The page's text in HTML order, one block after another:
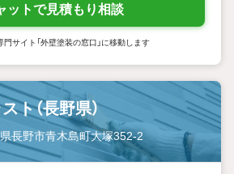
ットで見積もり相談
サイト「外壁塗装の窓口」に移動します
ト（長野県）
長野市青木島町大塚352-2